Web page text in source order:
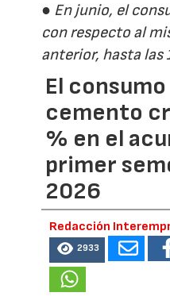
● En junio, el
con respecto al
anterior, hasta las
El
cemento
% en el
primer
2026
Redacción
2933